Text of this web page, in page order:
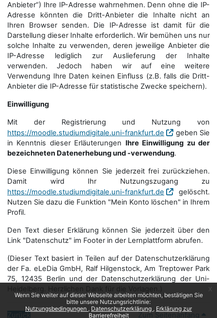
Wenn Sie weiter auf dieser Webseite arbeiten möchten, bestätigen Sie
bitte unsere Nutzungsrichtlinie:
Nutzungsbedingungen
Datenschutzerklärung
Erklärung zur
Barrierefreiheit
Anbieter“) Ihre IP-Adresse wahrnehmen. Denn ohne die IP-
Adresse könnten die Dritt-Anbieter die Inhalte nicht an
Ihren Browser senden. Die IP-Adresse ist damit für die
Darstellung dieser Inhalte erforderlich. Wir bemühen uns nur
solche Inhalte zu verwenden, deren jeweilige Anbieter die
IP-Adresse lediglich zur Auslieferung der Inhalte
verwenden. Jedoch haben wir auf eine weitere
Verwendung Ihre Daten keinen Einfluss (z.B. falls die Dritt-
Anbieter die IP-Adresse für statistische Zwecke speichern).
Einwilligung
Mit der Registrierung und Nutzung von
https://moodle.studiumdigitale.uni-frankfurt.de
geben Sie
in Kenntnis dieser Erläuterungen Ihre Einwilligung zu der
bezeichneten Datenerhebung und -verwendung.
Diese Einwilligung können Sie jederzeit frei zurückziehen.
Damit wird Ihr Nutzungszugang zu
https://moodle.studiumdigitale.uni-frankfurt.de
gelöscht.
Nutzen Sie dazu die Funktion "Mein Konto löschen" in Ihrem
Profil.
Den Text dieser Erklärung können Sie jederzeit über den
Link "Datenschutz" im Footer in der Lernplattform abrufen.
(Dieser Text basiert in Teilen auf der Datenschutzerklärung
der Fa. eLeDia GmbH, Ralf Hilgenstock, Am Treptower Park
75, 12435 Berlin und der Datenschutzerklärung der Uni-
Zurück Zum Seitenanfang